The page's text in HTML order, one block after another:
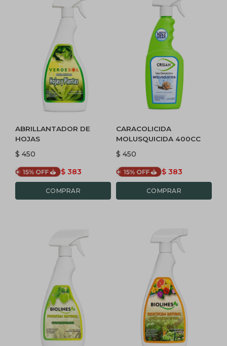
ABRILLANTADOR DE
HOJAS
$ 450
$ 383
CARACOLICIDA
MOLUSQUICIDA 400CC
$ 450
$ 383